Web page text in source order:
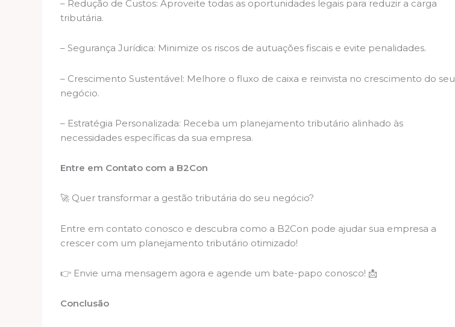
– Redução de Custos: Aproveite todas as oportunidades legais para reduzir a carga
tributária.
– Segurança Jurídica: Minimize os riscos de autuações fiscais e evite penalidades.
– Crescimento Sustentável: Melhore o fluxo de caixa e reinvista no crescimento do seu
negócio.
– Estratégia Personalizada: Receba um planejamento tributário alinhado às
necessidades específicas da sua empresa.
Entre em Contato com a B2Con
🚀 Quer transformar a gestão tributária do seu negócio?
Entre em contato conosco e descubra como a B2Con pode ajudar sua empresa a
crescer com um planejamento tributário otimizado!
👉 Envie uma mensagem agora e agende um bate-papo conosco! 📩
Conclusão